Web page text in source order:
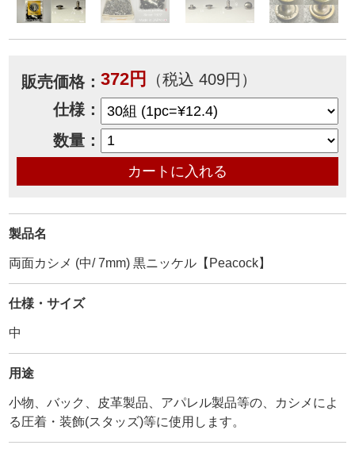
販売価格： 372円
（税込 409円）
仕様：
数量：
製品名
両面カシメ (中/ 7mm) 黒ニッケル【Peacock】
仕様・サイズ
中
用途
小物、バック、皮革製品、アパレル製品等の、カシメによ
る圧着・装飾(スタッズ)等に使用します。